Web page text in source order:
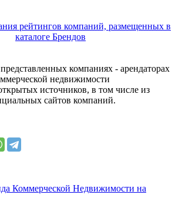
рейтингов компаний, размещенных в
каталоге Брендов
компаниях - арендаторах
недвижимости
источников, в том числе из
сайтов компаний.
Коммерческой Недвижимости на